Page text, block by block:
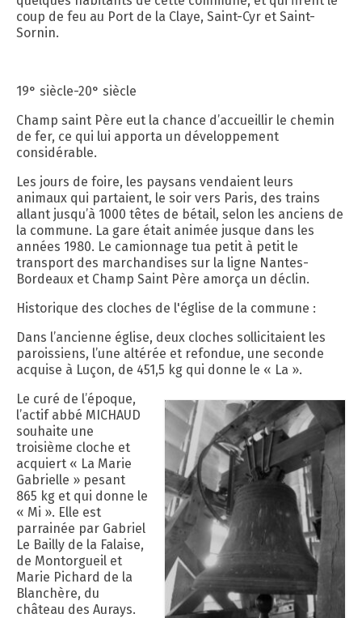
coup de feu au Port de la Claye, Saint-Cyr et Saint-
Sornin.
19° siècle-20° siècle
Champ saint Père eut la chance d’accueillir le chemin
de fer, ce qui lui apporta un développement
considérable.
Les jours de foire, les paysans vendaient leurs
animaux qui partaient, le soir vers Paris, des trains
allant jusqu’à 1000 têtes de bétail, selon les anciens de
la commune. La gare était animée jusque dans les
années 1980. Le camionnage tua petit à petit le
transport des marchandises sur la ligne Nantes-
Bordeaux et Champ Saint Père amorça un déclin.
Historique des cloches de l'église de la commune :
Dans l’ancienne église, deux cloches sollicitaient les
paroissiens, l’une altérée et refondue, une seconde
acquise à Luçon, de 451,5 kg qui donne le « La ».
Le curé de l’époque,
l’actif abbé MICHAUD
souhaite une
troisième cloche et
acquiert « La Marie
Gabrielle » pesant
865 kg et qui donne le
« Mi ». Elle est
parrainée par Gabriel
Le Bailly de la Falaise,
de Montorgueil et
Marie Pichard de la
Blanchère, du
château des Aurays.